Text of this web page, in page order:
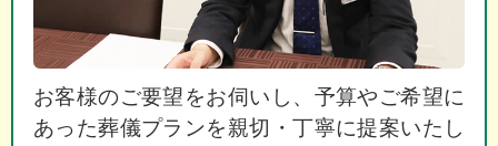
お客様のご要望をお伺いし、予算やご希望に
あった葬儀プランを親切・丁寧に提案いたし